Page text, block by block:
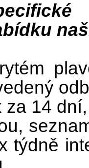
za 14
týdně